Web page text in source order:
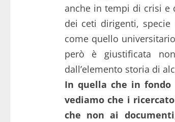
anche in tempi di crisi e
dei ceti dirigenti,
come quello
però è giustificata
dall’elemento storia di
In quella che in
vediamo che i
che non ai